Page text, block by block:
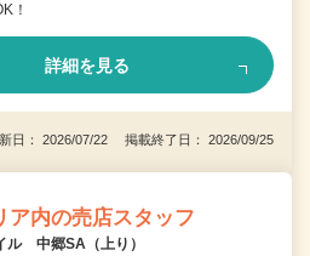
！
詳細を見る
日： 2026/07/22 掲載終了日： 2026/09/25
ア内の売店スタッフ
ル 中郷SA（上り）